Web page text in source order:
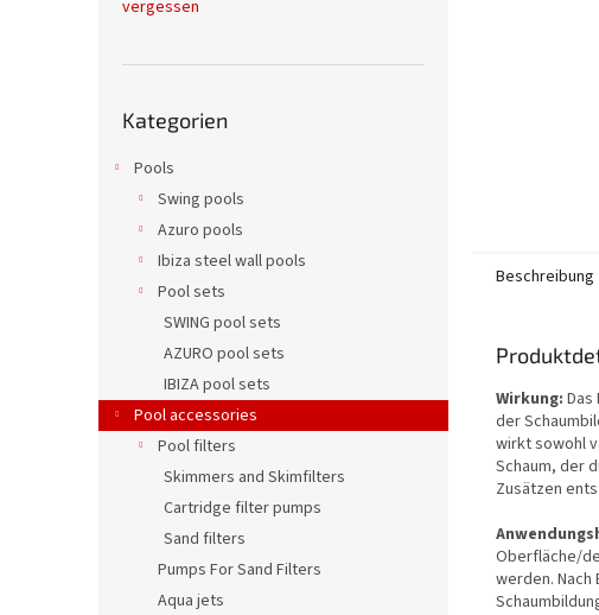
vergessen
überspringen
Kategorien
Pools
Swing pools
Azuro pools
Ibiza steel wall pools
Pool sets
SWING pool sets
AZURO pool sets
IBIZA pool sets
Pool accessories
Pool filters
Skimmers and Skimfilters
Cartridge filter pumps
Sand filters
Pumps For Sand Filters
Aqua jets
Beschreibung
Wirkung:
der
wirkt sowohl
Schaum, der
Zusätzen
Oberfläche/
werden.